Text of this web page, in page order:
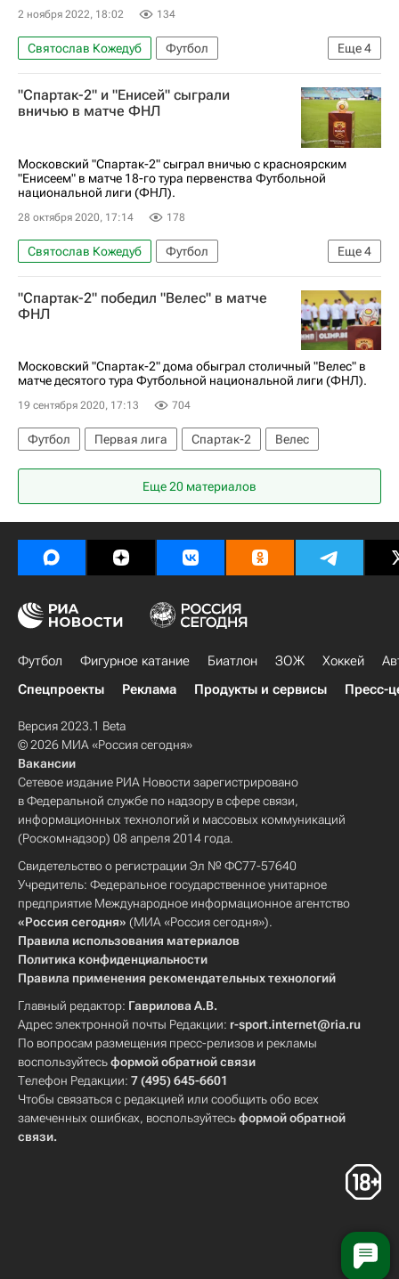
2 ноября 2022, 18:02 134
Еще4
Святослав Кожедуб
Футбол
Константин Базелюк
Данила Сагуткин
Акрон (Тольятти)
Кубок России по футболу
"Спартак-2" и "Енисей" сыграли
вничью в матче ФНЛ
Московский "Спартак-2" сыграл вничью с красноярским
"Енисеем" в матче 18-го тура первенства Футбольной
национальной лиги (ФНЛ).
28 октября 2020, 17:14 178
Еще4
Святослав Кожедуб
Футбол
Виталий Дьяков
Спартак-2
Енисей
Николай Марков
"Спартак-2" победил "Велес" в матче
ФНЛ
Московский "Спартак-2" дома обыграл столичный "Велес" в
матче десятого тура Футбольной национальной лиги (ФНЛ).
19 сентября 2020, 17:13 704
Футбол Первая лига Спартак-2 Велес
Еще 20 материалов
Футбол Фигурное катание Биатлон ЗОЖ Хоккей
Спецпроекты
Реклама Продукты и сервисы Пресс-
Версия 2023.1 Beta
© 2026 МИА «Россия сегодня»
Вакансии
Сетевое издание РИА Новости зарегистрировано
в Федеральной службе по надзору в сфере связи,
информационных технологий и массовых коммуникаций
(Роскомнадзор) 08 апреля 2014 года.
Свидетельство о регистрации Эл № ФС77-57640
Учредитель: Федеральное государственное унитарное
предприятие Международное информационное агентство
«Россия сегодня» (МИА «Россия сегодня»).
Правила использования материалов
Политика конфиденциальности
Правила применения рекомендательных технологий
Главный редактор: Гаврилова А.В.
Адрес электронной почты Редакции: r-sport.internet@ria.ru
По вопросам размещения пресс-релизов и рекламы
воспользуйтесьформой обратной связи
Телефон Редакции: 7 (495) 645-6601
Чтобы связаться с редакцией или сообщить обо всех
замеченных ошибках, воспользуйтесьформой обратной
связи.